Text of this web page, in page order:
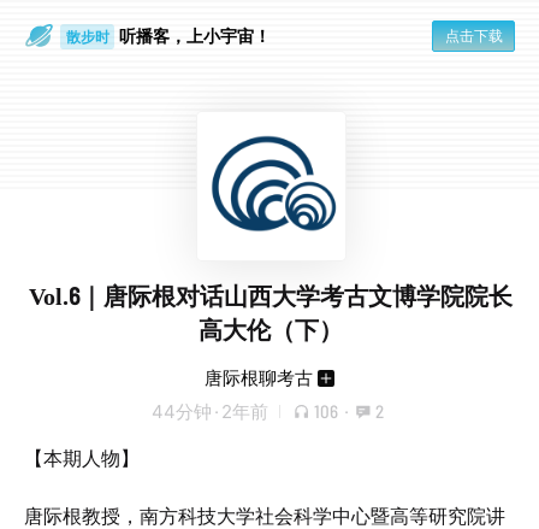
散步时 听播客，上小宇宙！ 点击下载
Vol.6｜唐际根对话山西大学考古文博学院院长
高大伦（下）
唐际根聊考古
44分钟 · 2年前 106 · 2
【本期人物】
唐际根教授，南方科技大学社会科学中心暨高等研究院讲